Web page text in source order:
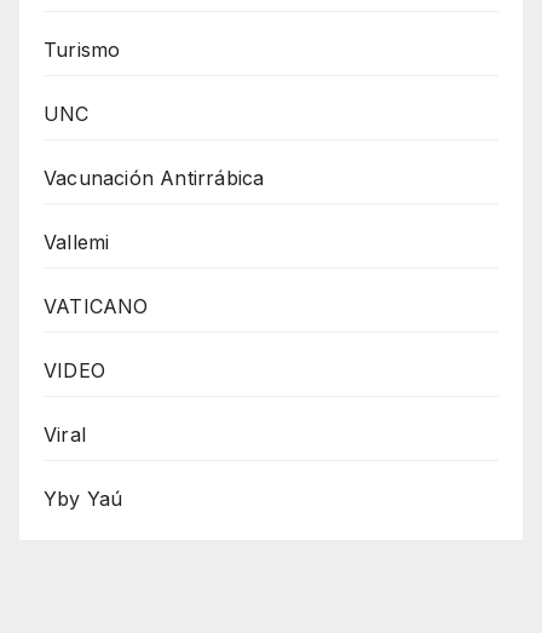
Turismo
UNC
Vacunación Antirrábica
Vallemi
VATICANO
VIDEO
Viral
Yby Yaú